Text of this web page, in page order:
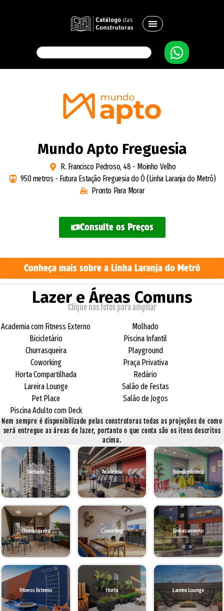
Mundo Apto Freguesia
R. Francisco Pedroso, 48 - Moinho Velho
950 metros - Futura Estação Freguesia do Ó (Linha Laranja do Metrô)
Pronto Para Morar
Consulte os Preços
Conheça mais sobre a Linha Laranja do Metrô
Lazer e Áreas Comuns
Clique nas fotos para ampliar
Academia com Fitness Externo
Bicicletário
Churrasqueira
Coworking
Horta Compartilhada
Lareira Lounge
Pet Place
Piscina Adulto com Deck
Molhado
Piscina Infantil
Playground
Praça Privativa
Redário
Salão de Festas
Salão de Jogos
Nem sempre é disponibilizado pelas construtoras todas as projeções de como
será entregue as áreas de lazer, portanto o que conta são os itens descritos
acima.
Fachada Academia Brinquedoteca
Churrasqueira Coworking Embasamento
Fitness Externo Horta Lareira Lounge